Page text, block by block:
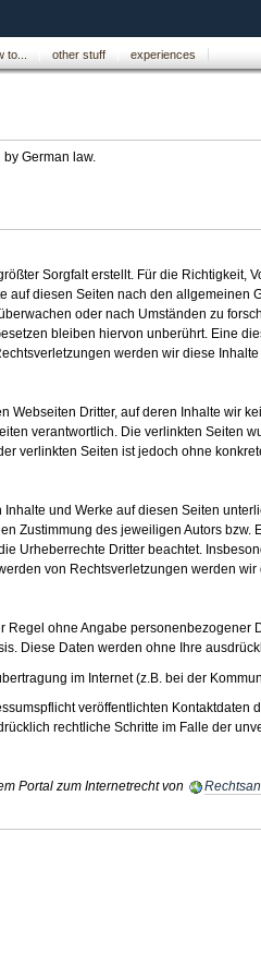
to... other stuff experiences
German law.
Sorgfalt erstellt. Für die
auf diesen Seiten nach den
oder nach Umständen zu
bleiben hiervon unberührt. Eine
werden wir diese
Webseiten Dritter, auf deren Inhalte wir
verantwortlich. Die verlinkten Seiten
verlinkten Seiten ist jedoch ohne
und Werke auf diesen Seiten
Zustimmung des jeweiligen Autors
Urheberrechte Dritter beachtet.
von Rechtsverletzungen werden
Regel ohne Angabe
Diese Daten werden ohne Ihre
im Internet (z.B. bei der
veröffentlichten
rechtliche Schritte im Falle der
Portal zum Internetrecht von